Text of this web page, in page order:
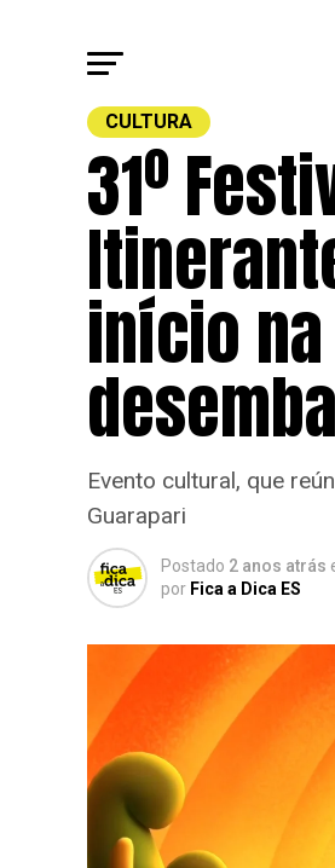
CULTURA
31º
início
Evento cultural, que
Guarapari
Postado 2 anos atrás
por Fica a Dica ES